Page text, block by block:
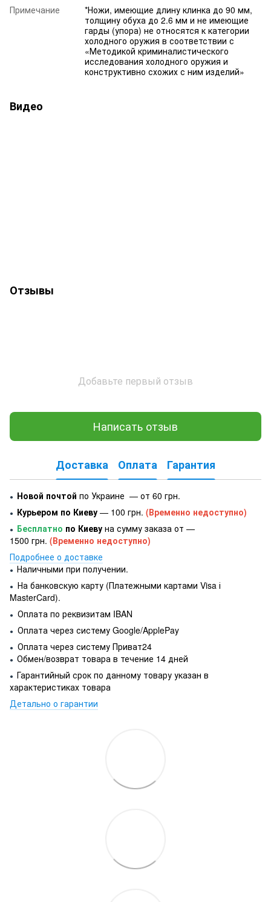
Примечание
*Ножи, имеющие длину клинка до 90 мм,
толщину обуха до 2.6 мм и не имеющие
гарды (упора) не относятся к категории
холодного оружия в соответствии с
«Методикой криминалистического
исследования холодного оружия и
конструктивно схожих с ним изделий»
Видео
Отзывы
Добавьте первый отзыв
Написать отзыв
Доставка Оплата Гарантия
● Новой почтой по Украине — от 60 грн.
● Курьером по Киеву — 100 грн. (Временно недоступно)
● Бесплатно по Киеву на сумму заказа от —
1500 грн. (Временно недоступно)
Подробнее о доставке
● Наличными при получении.
● На банковскую карту (Платежными картами Visa і
MasterCard).
● Оплата по реквизитам IBAN
● Оплата через систему Google/ApplePay
● Оплата через систему Приват24
● Обмен/возврат товара в течение 14 дней
● Гарантийный срок по данному товару указан в
характеристиках товара
Детально о гарантии